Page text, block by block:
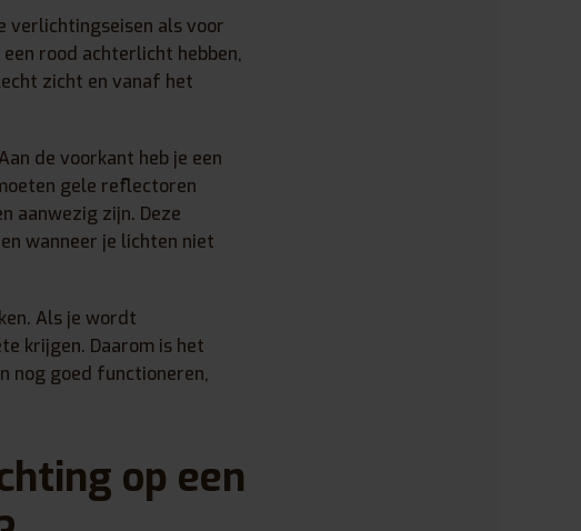
als voor
rood achterlicht hebben,
zicht en vanaf het
de voorkant heb je een
gele reflectoren
aanwezig zijn. Deze
wanneer je lichten niet
Als je wordt
krijgen. Daarom is het
nog goed functioneren,
op een